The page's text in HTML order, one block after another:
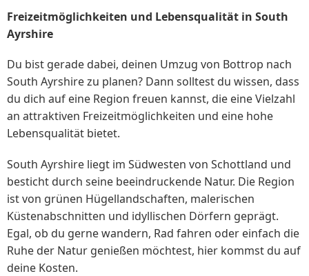
Freizeitmöglichkeiten und Lebensqualität in South
Ayrshire
Du bist gerade dabei, deinen Umzug von Bottrop nach
South Ayrshire zu planen? Dann solltest du wissen, dass
du dich auf eine Region freuen kannst, die eine Vielzahl
an attraktiven Freizeitmöglichkeiten und eine hohe
Lebensqualität bietet.
South Ayrshire liegt im Südwesten von Schottland und
besticht durch seine beeindruckende Natur. Die Region
ist von grünen Hügellandschaften, malerischen
Küstenabschnitten und idyllischen Dörfern geprägt.
Egal, ob du gerne wandern, Rad fahren oder einfach die
Ruhe der Natur genießen möchtest, hier kommst du auf
deine Kosten.